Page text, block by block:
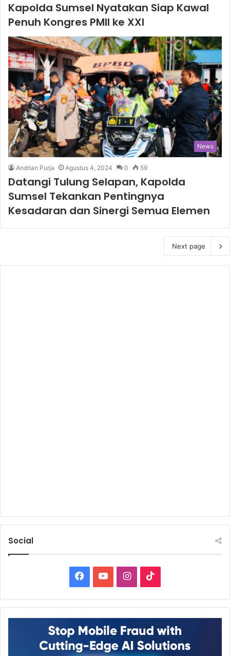
Kapolda Sumsel Nyatakan Siap Kawal
Penuh Kongres PMII ke XXI
News
Andrian Purja Agustus 4, 2024 0 59
Datangi Tulung Selapan, Kapolda
Sumsel Tekankan Pentingnya
Kesadaran dan Sinergi Semua Elemen
Next page
Social
Facebook
YouTubeInstagram